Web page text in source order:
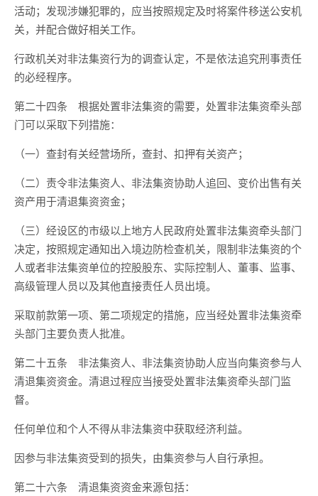
活动；发现涉嫌犯罪的，应当按照规定及时将案件移送公安机
关，并配合做好相关工作。
行政机关对非法集资行为的调查认定，不是依法追究刑事责任
的必经程序。
第二十四条 根据处置非法集资的需要，处置非法集资牵头部
门可以采取下列措施：
（一）查封有关经营场所，查封、扣押有关资产；
（二）责令非法集资人、非法集资协助人追回、变价出售有关
资产用于清退集资资金；
（三）经设区的市级以上地方人民政府处置非法集资牵头部门
决定，按照规定通知出入境边防检查机关，限制非法集资的个
人或者非法集资单位的控股股东、实际控制人、董事、监事、
高级管理人员以及其他直接责任人员出境。
采取前款第一项、第二项规定的措施，应当经处置非法集资牵
头部门主要负责人批准。
第二十五条 非法集资人、非法集资协助人应当向集资参与人
清退集资资金。清退过程应当接受处置非法集资牵头部门监
督。
任何单位和个人不得从非法集资中获取经济利益。
因参与非法集资受到的损失，由集资参与人自行承担。
第二十六条 清退集资资金来源包括：